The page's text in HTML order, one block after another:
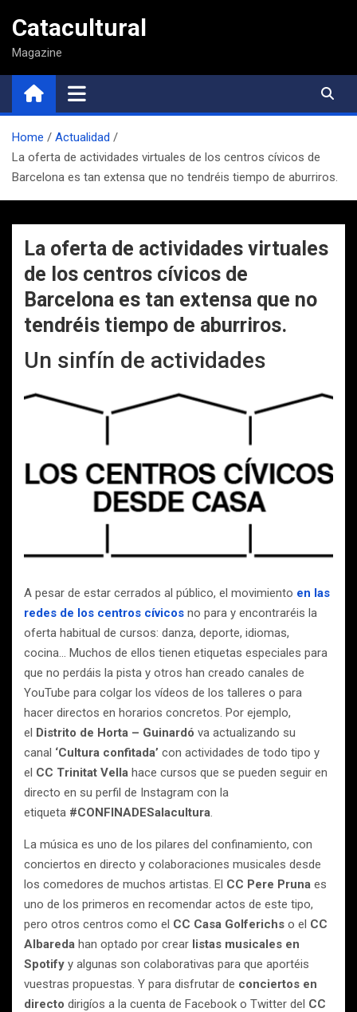
contenido
Catacultural
Magazine
Home
Actualidad
La oferta de actividades virtuales de los centros cívicos de
Barcelona es tan extensa que no tendréis tiempo de aburriros.
La oferta de actividades virtuales
de los centros cívicos de
Barcelona es tan extensa que no
tendréis tiempo de aburriros.
Un sinfín de actividades
A pesar de estar cerrados al público, el movimiento en las
redes de los centros cívicos no para y encontraréis la
oferta habitual de cursos: danza, deporte, idiomas,
cocina… Muchos de ellos tienen etiquetas especiales para
que no perdáis la pista y otros han creado canales de
YouTube para colgar los vídeos de los talleres o para
hacer directos en horarios concretos. Por ejemplo,
el Distrito de Horta – Guinardó va actualizando su
canal ‘Cultura confitada’ con actividades de todo tipo y
el CC Trinitat Vella hace cursos que se pueden seguir en
directo en su perfil de Instagram con la
etiqueta #CONFINADESalacultura.
La música es uno de los pilares del confinamiento, con
conciertos en directo y colaboraciones musicales desde
los comedores de muchos artistas. El CC Pere Pruna es
uno de los primeros en recomendar actos de este tipo,
pero otros centros como el CC Casa Golferichs o el CC
Albareda han optado por crear listas musicales en
Spotify y algunas son colaborativas para que aportéis
vuestras propuestas. Y para disfrutar de conciertos en
directo dirigíos a la cuenta de Facebook o Twitter del CC